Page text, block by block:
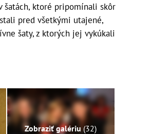
šatách, ktoré pripomínali skôr
pred všetkými utajené,
šaty, z ktorých jej vykúkali
Zobraziť galériu (32)